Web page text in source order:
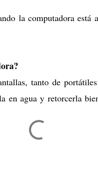
la computadora
tanto de
en agua y retorcerla